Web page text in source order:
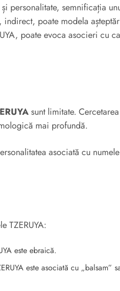
personalitate, semnificația
poate modela
poate evoca asocieri cu
sunt limitate.
mai profundă.
asociată cu numele
TZERUYA:
este ebraică.
este asociată cu „balsam”